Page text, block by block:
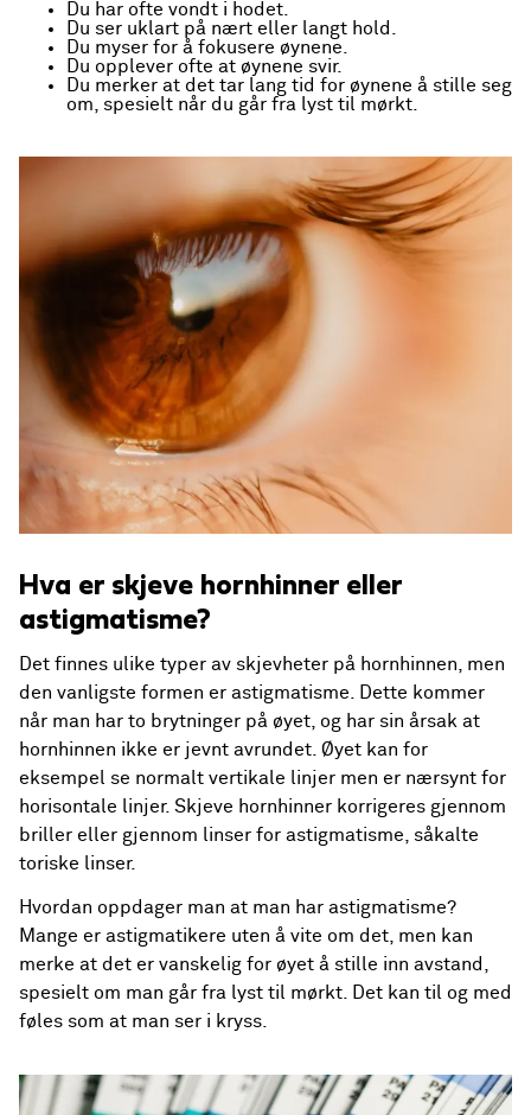
Du har ofte vondt i hodet.
Du ser uklart på nært eller langt hold.
Du myser for å fokusere øynene.
Du opplever ofte at øynene svir.
Du merker at det tar lang tid for øynene å stille seg
om, spesielt når du går fra lyst til mørkt.
Hva er skjeve hornhinner eller
astigmatisme?
Det finnes ulike typer av skjevheter på hornhinnen, men
den vanligste formen er astigmatisme. Dette kommer
når man har to brytninger på øyet, og har sin årsak at
hornhinnen ikke er jevnt avrundet. Øyet kan for
eksempel se normalt vertikale linjer men er nærsynt for
horisontale linjer. Skjeve hornhinner korrigeres gjennom
briller eller gjennom linser for astigmatisme, såkalte
toriske linser.
Hvordan oppdager man at man har astigmatisme?
Mange er astigmatikere uten å vite om det, men kan
merke at det er vanskelig for øyet å stille inn avstand,
spesielt om man går fra lyst til mørkt. Det kan til og med
føles som at man ser i kryss.